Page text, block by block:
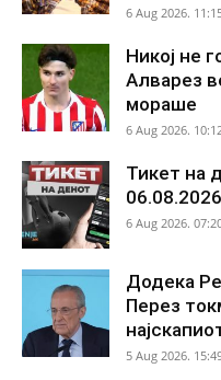
6 Aug 2026.
Никој не
Алварез
мораше
6 Aug 2026.
Тикет на
6 Aug 2026.
Додека
Перез
5 Aug 2026.